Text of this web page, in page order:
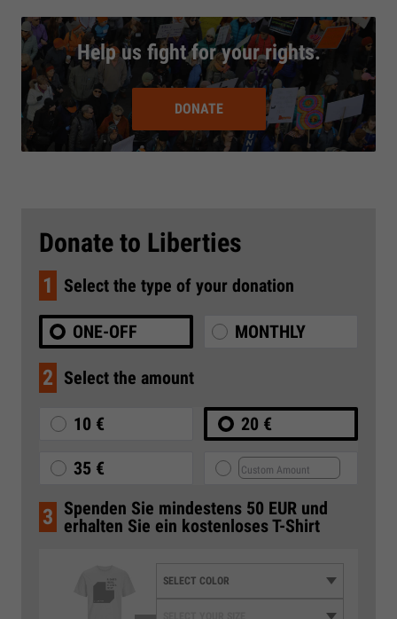
Help us fight for your rights.
DONATE
Donate to Liberties
1 Select the type of your donation
ONE-OFF MONTHLY
2 Select the amount
10 € 20 €
35 €
3 Spenden Sie mindestens 50 EUR und
erhalten Sie ein kostenloses T-Shirt